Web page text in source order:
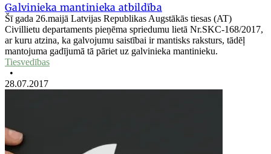
Galvinieka mantinieka atbildība
Šī gada 26.maijā Latvijas Republikas Augstākās tiesas (AT)
Civillietu departaments pieņēma spriedumu lietā Nr.SKC-168/2017,
ar kuru atzina, ka galvojumu saistībai ir mantisks raksturs, tādēļ
mantojuma gadījumā tā pāriet uz galvinieka mantinieku.
Tiesvedības
•
28.07.2017